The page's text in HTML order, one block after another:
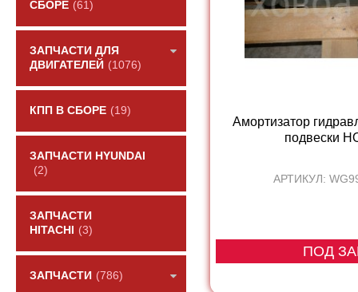
СБОРЕ (61)
ЗАПЧАСТИ ДЛЯ
ДВИГАТЕЛЕЙ (1076)
КПП В СБОРЕ (19)
ЗАПЧАСТИ HYUNDAI
(2)
ЗАПЧАСТИ
HITACHI
(3)
ЗАПЧАСТИ (786)
Амортизатор
подвески
АРТИКУЛ:
ПОД